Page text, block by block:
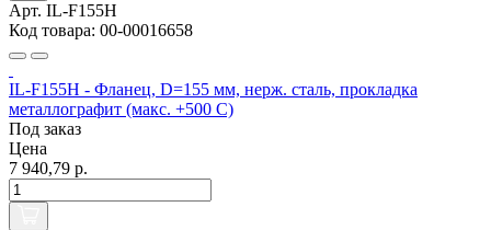
Арт. IL-F155H
Код товара: 00-00016658
IL-F155H - Фланец, D=155 мм, нерж. сталь, прокладка
металлографит (макс. +500 C)
Под заказ
Цена
7 940,79 р.